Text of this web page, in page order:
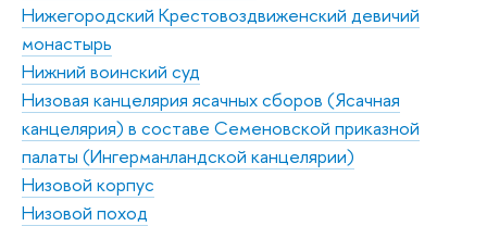
Нижегородский Крестовоздвиженский девичий
монастырь
Нижний воинский суд
Низовая канцелярия ясачных сборов (Ясачная
канцелярия) в составе Семеновской приказной
палаты (Ингерманландской канцелярии)
Низовой корпус
Низовой поход